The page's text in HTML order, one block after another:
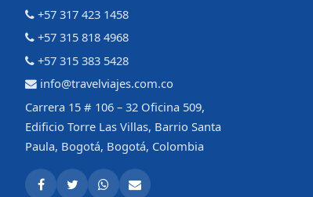
+57 317 423 1458
+57 315 818 4968
+57 315 383 5428
info@travelviajes.com.co
Carrera 15 # 106 – 32 Oficina 509,
Edificio Torre Las Villas, Barrio Santa
Paula, Bogotá, Bogotá, Colombia